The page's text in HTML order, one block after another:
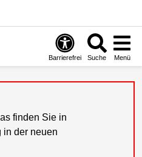
Barrierefrei Suche Menü
finden Sie in
in der neuen